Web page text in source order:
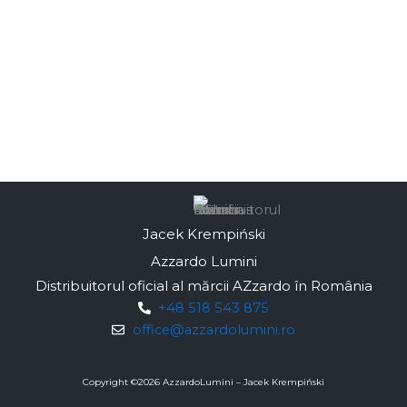
Jacek Krempiński
Azzardo Lumini
Distribuitorul oficial al mărcii AZzardo în România
+48 518 543 875
office@azzardolumini.ro
Copyright ©2026 AzzardoLumini – Jacek Krempiński